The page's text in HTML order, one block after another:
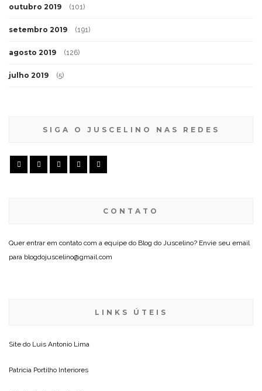
outubro 2019 (101)
setembro 2019 (191)
agosto 2019 (126)
julho 2019 (5)
SIGA O JUSCELINO NAS REDES
CONTATO
Quer entrar em contato com a equipe do Blog do Juscelino? Envie seu email
para blogdojuscelino@gmail.com
LINKS ÚTEIS
Site do Luis Antonio Lima
Patricia Portilho Interiores